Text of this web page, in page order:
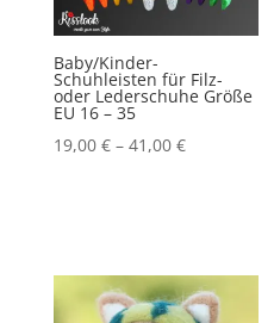
Baby/Kinder-
Schuhleisten für Filz-
oder Lederschuhe Größe
EU 16 – 35
19,00 €– 41,00 €